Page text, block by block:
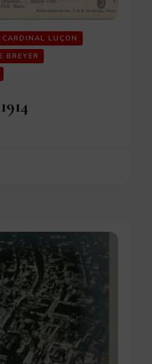
CARDINAL LUÇON
BREYER